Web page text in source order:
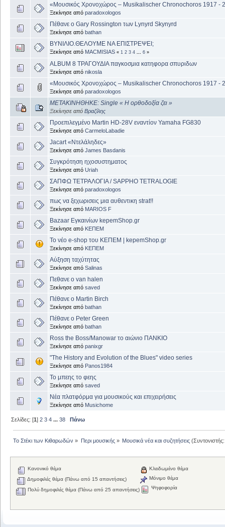
«Μουσικός Χρονοχώρος – Musikalischer Chronochoros 1917 -
Ξεκίνησε από paradoxologos
Πέθανε ο Gary Rossington των Lynyrd Skynyrd
Ξεκίνησε από bathan
ΒΥΝΙΛΙΟ.ΘΕΛΟΥΜΕ ΝΑ ΕΠΙΣΤΡΕΨΕΙ;
Ξεκίνησε από MACMISIAS « 1 2 3 4 6 »
ALBUM 8 ΤΡΑΓΟΥΔΙΑ παγκοσμια κατηφορα σπυριδων
Ξεκίνησε από nikosla
«Μουσικός Χρονοχώρος – Musikalischer Chronochoros 1917 -
Ξεκίνησε από paradoxologos
ΜΕΤΑΚΙΝΗΘΗΚΕ: Single « Η ορθοδοξία ζει »
Ξεκίνησε από Βραζίλης
Προεπιλεγμένο Martin HD-28V εναντίον Yamaha FG830
Ξεκίνησε από CarmeloLabadie
Jacart «Ντελάληδες»
Ξεκίνησε από James Basdanis
Συγκρότηση ηχοσυστηματος
Ξεκίνησε από Uriah
ΣΑΠΦΩ ΤΕΤΡΑΛΟΓΙΑ / SAPPHO TETRALOGIE
Ξεκίνησε από paradoxologos
πως να ξεχωρισεις μια αυθεντικη strat!!
Ξεκίνησε από MARIOS F
Bazaar Εγκαινίων kepemShop.gr
Ξεκίνησε από ΚΕΠΕΜ
Το νέο e-shop του ΚΕΠΕΜ | kepemShop.gr
Ξεκίνησε από ΚΕΠΕΜ
Αύξηση ταχύτητας
Ξεκίνησε από Salinas
Πεθανε ο van halen
Ξεκίνησε από saved
Πέθανε ο Martin Birch
Ξεκίνησε από bathan
Πέθανε ο Peter Green
Ξεκίνησε από bathan
Ross the Boss/Manowar το αιώνιο ΠΑΝΚΙΟ
Ξεκίνησε από panixgr
"The History and Evolution of the Blues" video series
Ξεκίνησε από Panos1984
Το μπεης το φεης
Ξεκίνησε από saved
Νέα πλατφόρμα για μουσικούς και επιχειρήσεις
Ξεκίνησε από Musichome
Σελίδες: [1]2 3 4 ...38 Πάνω
Το Στέκι των Κιθαρωδών » Περι μουσικής» Μουσικά νέα και συζητήσεις
Κανονικό θέμα
Δημοφιλές θέμα (Πάνω από 15 απαντήσεις)
Πολύ δημοφιλές θέμα (Πάνω από 25 απαντήσεις)
Κλειδωμένο θέμα
Μόνιμο θέμα
Ψηφοφορία